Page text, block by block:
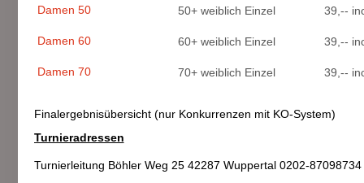
Damen 50 50+ weiblich Einzel 39,--
Damen 60 60+ weiblich Einzel 39,--
Damen 70 70+ weiblich Einzel 39,--
Finalergebnisübersicht (nur Konkurrenzen mit KO-System)
Turnieradressen
Turnierleitung Böhler Weg 25 42287 Wuppertal 0202-87098734